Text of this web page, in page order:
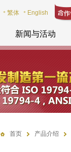
繁体 English
新闻与活动
首页 产品介绍